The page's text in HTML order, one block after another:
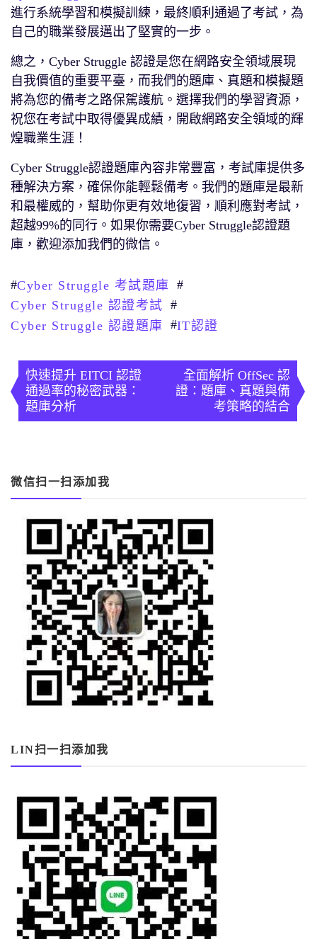
進行系統學習和模擬訓練，最終順利通過了考試，為
自己的職業發展邁出了堅實的一步。
總之，Cyber Struggle 認證是您在網路安全領域展現
自我價值的重要平臺，而我們的題庫、真題和模擬題
將為您的備考之路保駕護航。選擇我們的學習資源，
祝您在考試中取得優異成績，開啟網路安全領域的輝
煌職業生涯！
Cyber Struggle認證題庫內容非常豐富，考試庫提供多
種解決方案，確保你能輕鬆備考。我們的題庫是最新
和最權威的，幫助你更有效地復習，順利應對考試，
超越99%的同行。如果你需要Cyber Struggle認證題
庫，歡迎添加我們的微信。
#Cyber Struggle 考試題庫 #
Cyber Struggle 認證考試 #
Cyber Struggle 認證題庫 #IT認證
章
導
覽
快速提升 EITCI 認證
通過率的秘密武器：
題庫分析
全面解析 OffSec 認
證：題庫、真題與備
考策略的結合
微信扫一扫添加我
LIN扫一扫添加我